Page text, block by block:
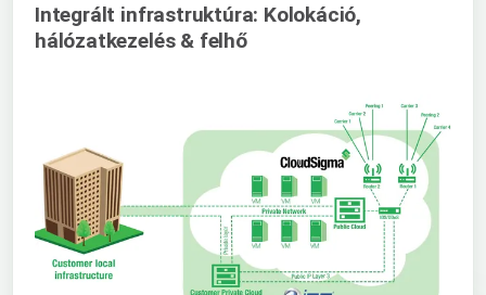
Integrált infrastruktúra: Kolokáció,
hálózatkezelés & felhő